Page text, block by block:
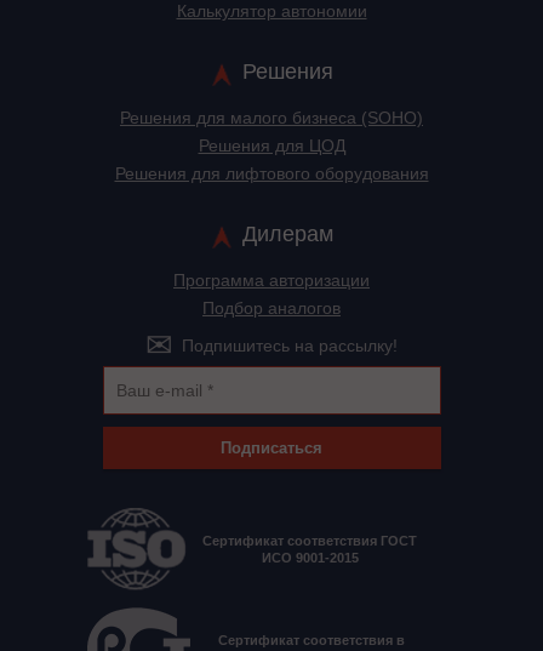
Калькулятор автономии
Решения
Решения для малого бизнеса (SOHO)
Решения для ЦОД
Решения для лифтового оборудования
Дилерам
Программа авторизации
Подбор аналогов
Подпишитесь на рассылку!
Подписаться
Сертификат соответствия ГОСТ
ИСО 9001-2015
Сертификат соответствия в